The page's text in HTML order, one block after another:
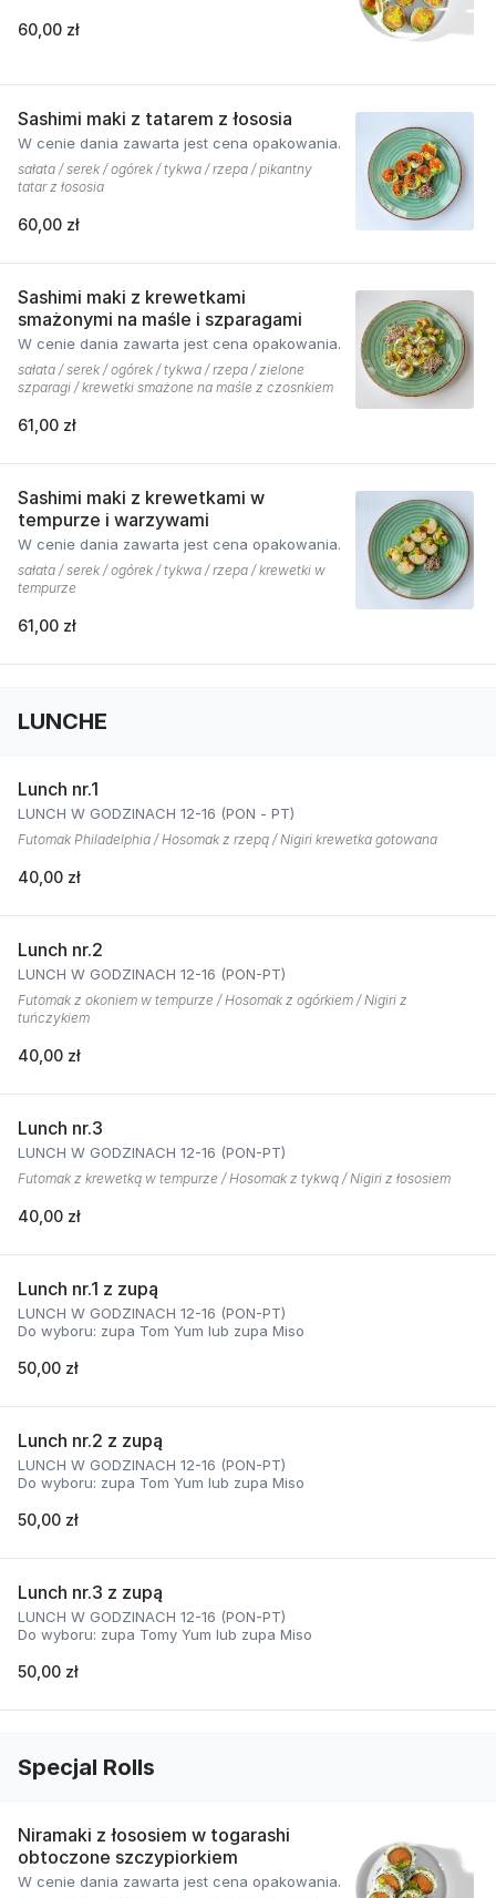
60,00 zł
Sashimi maki z tatarem z łososia
W cenie dania zawarta jest cena opakowania.
sałata / serek / ogórek / tykwa / rzepa / pikantny
tatar z łososia
60,00 zł
Sashimi maki z krewetkami
smażonymi na maśle i szparagami
W cenie dania zawarta jest cena opakowania.
sałata / serek / ogórek / tykwa / rzepa / zielone
szparagi / krewetki smażone na maśle z czosnkiem
61,00 zł
Sashimi maki z krewetkami w
tempurze i warzywami
W cenie dania zawarta jest cena opakowania.
sałata / serek / ogórek / tykwa / rzepa / krewetki w
tempurze
61,00 zł
LUNCHE
Lunch nr.1
LUNCH W GODZINACH 12-16 (PON - PT)
Futomak Philadelphia / Hosomak z rzepą / Nigiri krewetka gotowana
40,00 zł
Lunch nr.2
LUNCH W GODZINACH 12-16 (PON-PT)
Futomak z okoniem w tempurze / Hosomak z ogórkiem / Nigiri z
tuńczykiem
40,00 zł
Lunch nr.3
LUNCH W GODZINACH 12-16 (PON-PT)
Futomak z krewetką w tempurze / Hosomak z tykwą / Nigiri z łososiem
40,00 zł
Lunch nr.1 z zupą
LUNCH W GODZINACH 12-16 (PON-PT)
Do wyboru: zupa Tom Yum lub zupa Miso
50,00 zł
Lunch nr.2 z zupą
LUNCH W GODZINACH 12-16 (PON-PT)
Do wyboru: zupa Tom Yum lub zupa Miso
50,00 zł
Lunch nr.3 z zupą
LUNCH W GODZINACH 12-16 (PON-PT)
Do wyboru: zupa Tomy Yum lub zupa Miso
50,00 zł
Specjal Rolls
Niramaki z łososiem w togarashi
obtoczone szczypiorkiem
W cenie dania zawarta jest cena opakowania.